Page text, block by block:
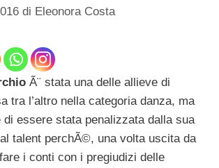
di Eleonora Costa
Ã¨ stata una delle allieve di
tra l’altro nella categoria danza, ma
essere stata penalizzata dalla sua
talent perchÃ©, una volta uscita da
i conti con i pregiudizi delle